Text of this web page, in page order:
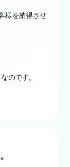
を納得させ
のです。